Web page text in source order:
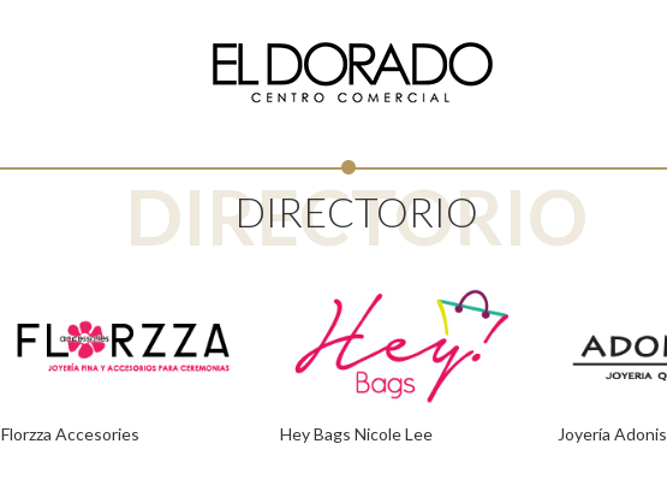
DIRECTORIO
DIRECTORIO
Florzza Accesories Hey Bags Nicole Lee Joyería Adonis